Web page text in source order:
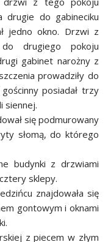
drugie do gabineciku
jedno okno. Drzwi z
drugiego pokoju
gabinet narożny z
prowadziły do
posiadał trzy
siennej.
się podmurowany
słomą, do którego
budynki z drzwiami
sklepy.
znajdowała się
gontowym i oknami
z piecem w złym